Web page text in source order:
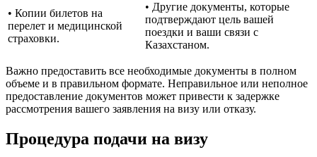
• Копии билетов на
перелет и медицинской
страховки.
• Другие документы, которые
подтверждают цель вашей
поездки и ваши связи с
Казахстаном.
Важно предоставить все необходимые документы в полном
объеме и в правильном формате. Неправильное или неполное
предоставление документов может привести к задержке
рассмотрения вашего заявления на визу или отказу.
Процедура подачи на визу